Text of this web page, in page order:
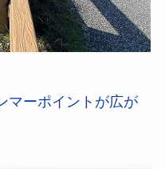
マーポイントが広が